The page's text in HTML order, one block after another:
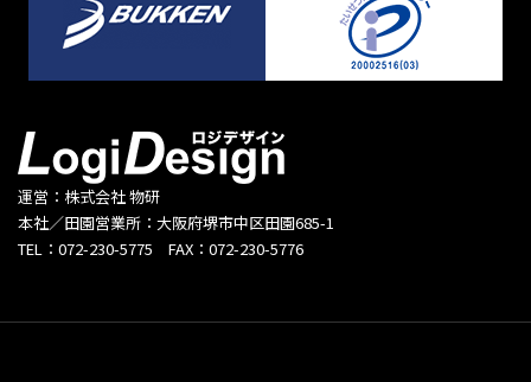
運営：株式会社 物研
本社／田園営業所：大阪府堺市中区田園685-1
TEL：072-230-5775 FAX：072-230-5776